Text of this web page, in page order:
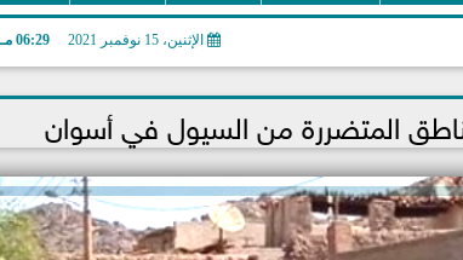
الإثنين، 15 نوفمبر 2021 06:29 مـ
المتضررة من السيول في أسوان